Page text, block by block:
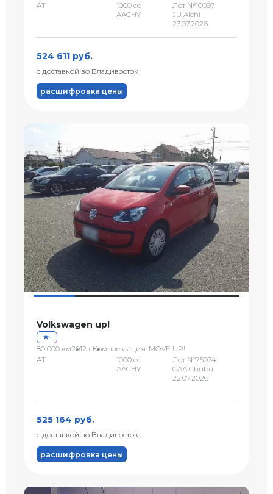
AT
1000 сс
AACHY
Лот №10097
JU Aichi
23.07.2026
524 611 руб.
с доставкой во Владивосток
расшифровка цены
Volkswagen up!
-
80 000 км2012 г.Комплектация: MOVE UP!
AT
1000 сс
AACHY
Лот №75074
CAA Chubu
22.07.2026
525 164 руб.
с доставкой во Владивосток
расшифровка цены